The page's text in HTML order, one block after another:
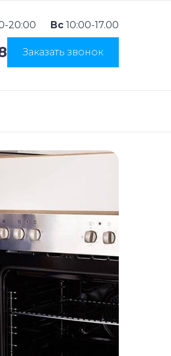
20:00 Вс 10:00-17.00
Заказать звонок